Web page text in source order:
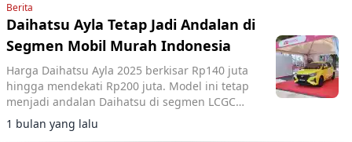
Berita
Daihatsu Ayla Tetap Jadi Andalan di
Segmen Mobil Murah Indonesia
Harga Daihatsu Ayla 2025 berkisar Rp140 juta
hingga mendekati Rp200 juta. Model ini tetap
menjadi andalan Daihatsu di segmen LCGC
berkat efisiensi bahan bakar dan platform
DNGA.
1 bulan yang lalu